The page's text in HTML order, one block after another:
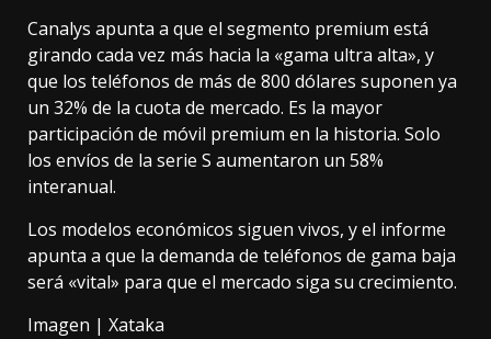
Canalys apunta a que el segmento premium está
girando cada vez más hacia la «gama ultra alta», y
que los teléfonos de más de 800 dólares suponen ya
un 32% de la cuota de mercado. Es la mayor
participación de móvil premium en la historia. Solo
los envíos de la serie S aumentaron un 58%
interanual.
Los modelos económicos siguen vivos, y el informe
apunta a que la demanda de teléfonos de gama baja
será «vital» para que el mercado siga su crecimiento.
Imagen | Xataka